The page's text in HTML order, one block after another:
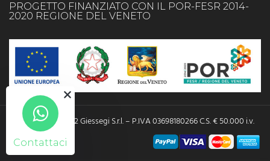
Contattaci
PROGETTO FINANZIATO CON IL POR-FESR 2014-
2020 REGIONE DEL VENETO
Copyright © 2022 Giessegi S.r.l. – P.IVA 03698180266 C.S. € 50.000 i.v.